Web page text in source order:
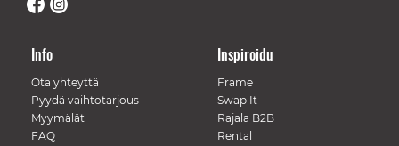
Info
Ota yhteyttä
Pyydä vaihtotarjous
Myymälät
FAQ
Inspiroidu
Frame
Swap It
Rajala B2B
Rental